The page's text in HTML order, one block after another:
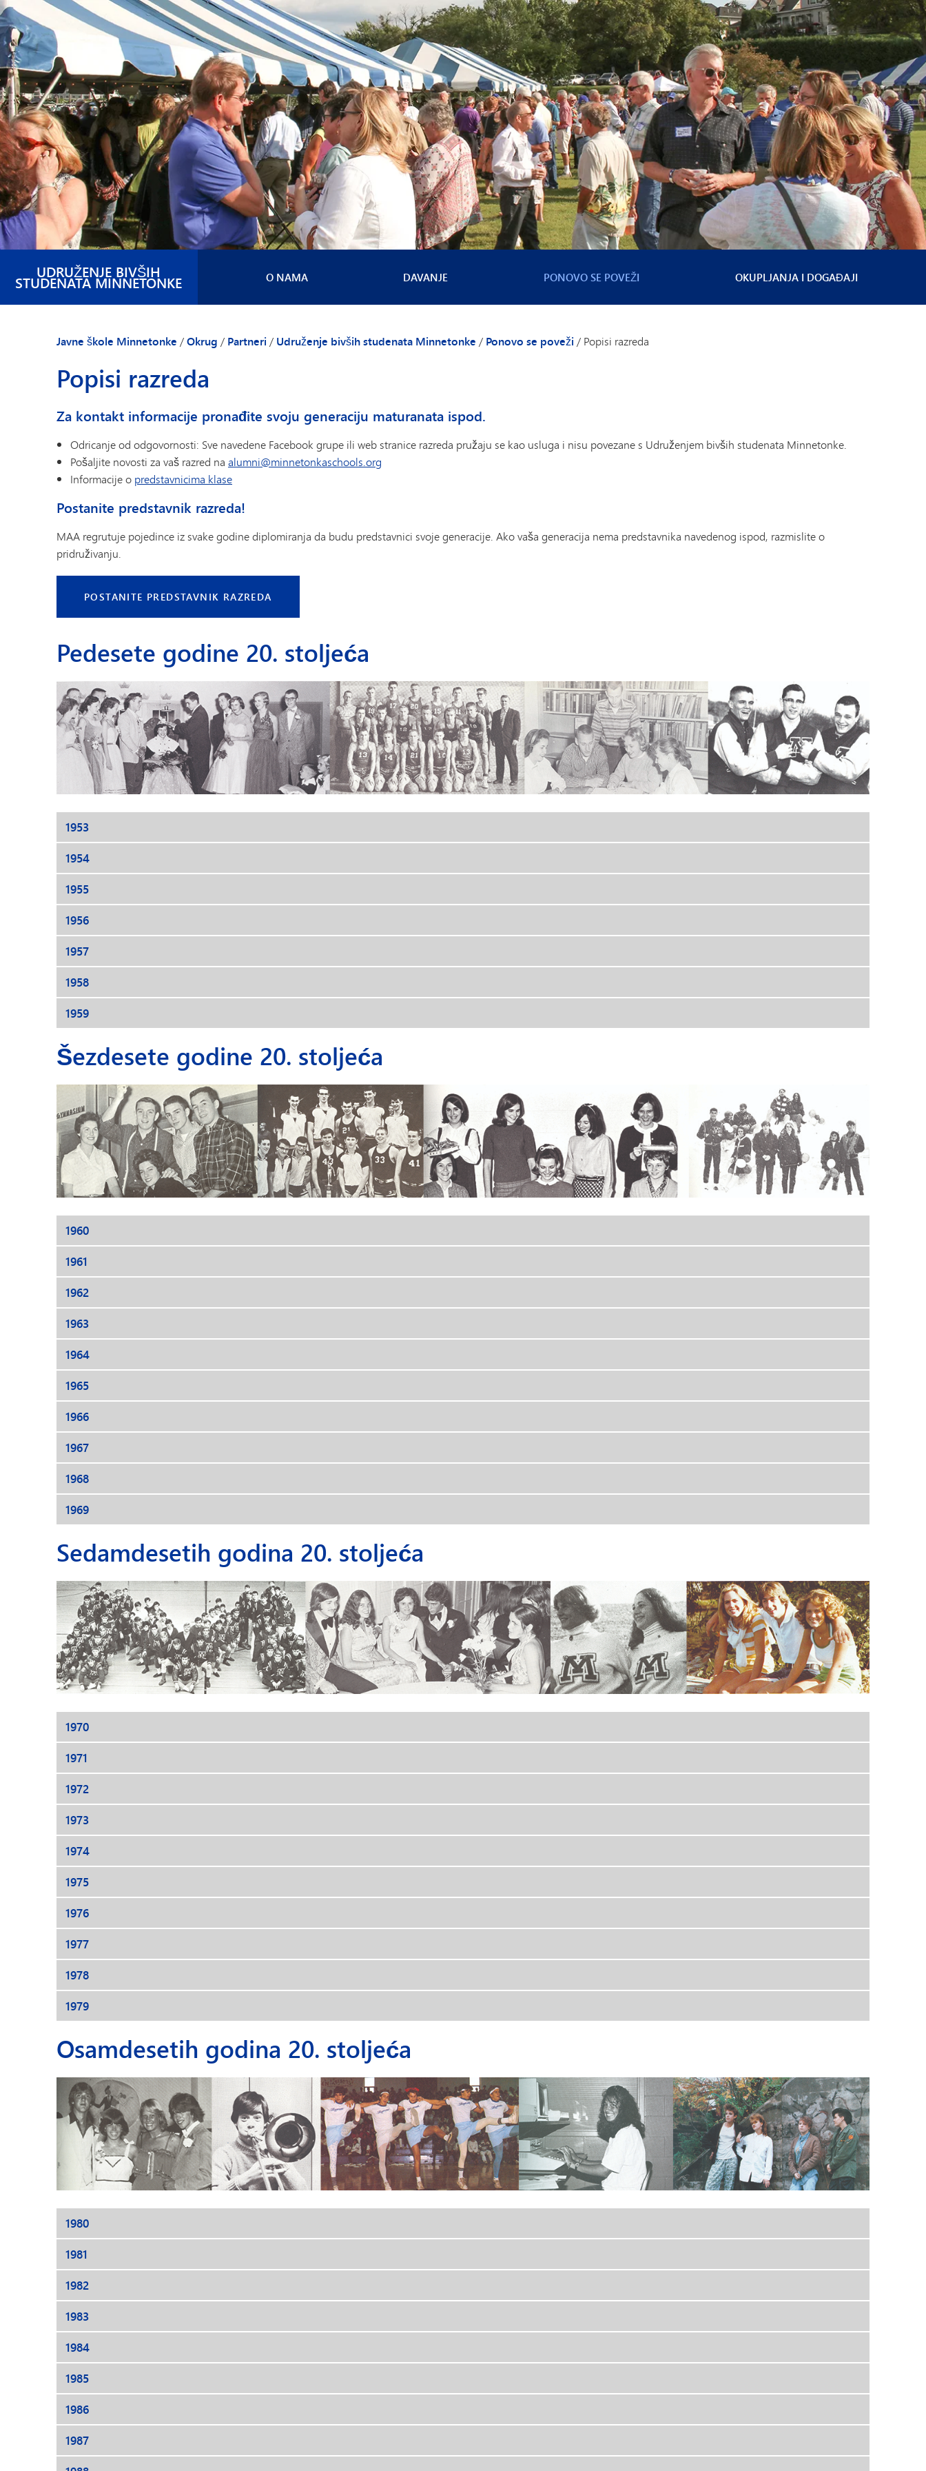
UDRUŽENJE BIVŠIH
STUDENATA MINNETONKE O NAMA
Sastanci MAA-a
DAVANJE
Odavanje priznanja
PONOVO SE POVEŽI
Autori i umjetnici
OKUPLJANJA I DOGAĐAJI
Javne škole Minnetonke /Okrug / Partneri / Udruženje bivših studenata Minnetonke / Ponovo se poveži / Popisi razreda
Popisi razreda
Za kontakt informacije pronađite svoju generaciju maturanata ispod.
Odricanje od odgovornosti: Sve navedene Facebook grupe ili web stranice razreda pružaju se kao usluga i nisu povezane s Udruženjem bivših studenata Minnetonke.
Pošaljite novosti za vaš razred na alumni@minnetonkaschools.org
Informacije o predstavnicima klase
Postanite predstavnik razreda!
MAA regrutuje pojedince iz svake godine diplomiranja da budu predstavnici svoje generacije. Ako vaša generacija nema predstavnika navedenog ispod, razmislite o
pridruživanju.
POSTANITE PREDSTAVNIK RAZREDA
Pedesete godine 20. stoljeća
1953
1954
1955
1956
1957
1958
1959
Šezdesete godine 20. stoljeća
1960
1961
1962
1963
1964
1965
1966
1967
1968
1969
Sedamdesetih godina 20. stoljeća
1970
1971
1972
1973
1974
1975
1976
1977
1978
1979
Osamdesetih godina 20. stoljeća
1980
1981
1982
1983
1984
1985
1986
1987